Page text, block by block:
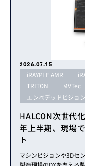
2026.07.15
iRAYPLE AMR
TRITON
MVTec
エンベデッドビジョン
HALCON次世代
年上半期、現場
ト
マシンビジョンや3Dセ
製造現場のDXを支える